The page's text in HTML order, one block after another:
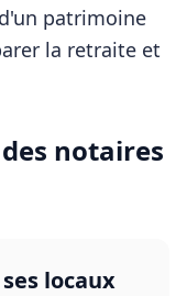
patrimoine
la retraite et
notaires
locaux